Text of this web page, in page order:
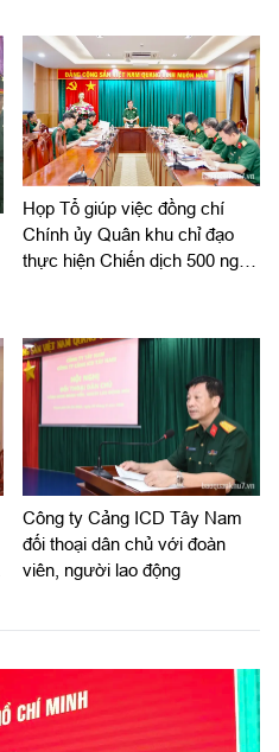
Họp Tổ giúp việc đồng chí
Chính ủy Quân khu chỉ đạo
thực hiện Chiến dịch 500 ngày
Công ty Cảng ICD Tây Nam
đối thoại dân chủ với đoàn
viên, người lao động